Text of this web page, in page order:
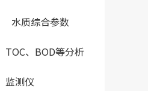
水质综合参数
TOC、BOD等分析
监测仪